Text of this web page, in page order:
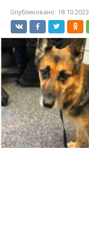
Опубликовано: 18.10.2023